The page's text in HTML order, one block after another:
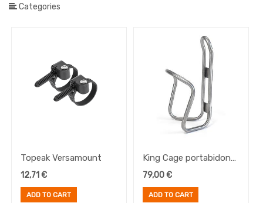
Categories
Frenos
Pedales
Topeak Versamount
12,71 €
ADD TO CART
King Cage portabidon
Titanuim Lowering
79,00€
ADD TO CART